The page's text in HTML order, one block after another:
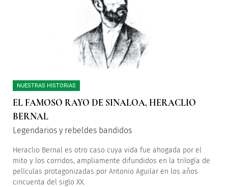
NUESTRAS HISTORIAS
EL FAMOSO RAYO DE SINALOA, HERACLIO
BERNAL
Legendarios y rebeldes bandidos
Heraclio Bernal es otro caso cuya vida fue ahogada por el
mito y los corridos, ampliamente difundidos en la trilogía de
películas protagonizadas por Antonio Aguilar en los años
cincuenta del siglo XX.